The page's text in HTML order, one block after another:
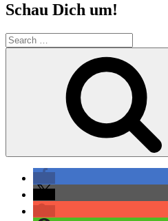
Schau Dich um!
Search
for: